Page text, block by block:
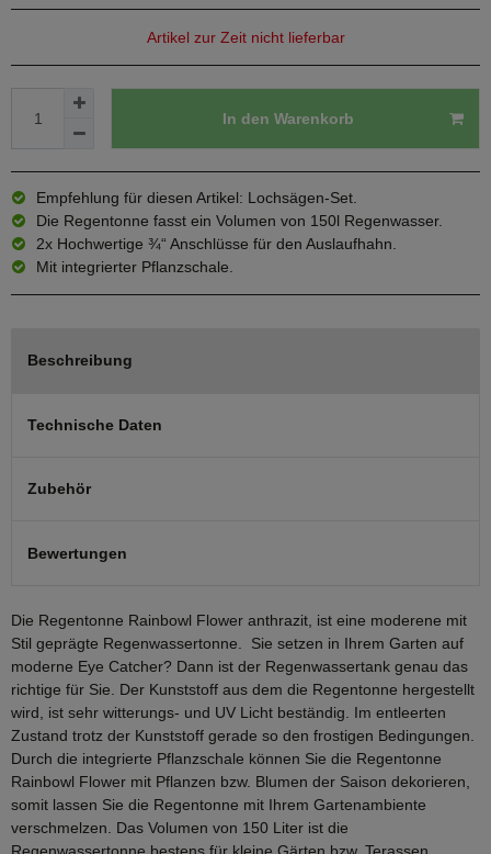
Artikel zur Zeit nicht lieferbar
In den Warenkorb
Empfehlung für diesen Artikel: Lochsägen-Set.
Die Regentonne fasst ein Volumen von 150l Regenwasser.
2x Hochwertige ¾“ Anschlüsse für den Auslaufhahn.
Mit integrierter Pflanzschale.
Beschreibung
Technische Daten
Zubehör
Bewertungen
Die Regentonne Rainbowl Flower anthrazit, ist eine moderene mit
Stil geprägte Regenwassertonne. Sie setzen in Ihrem Garten auf
moderne Eye Catcher? Dann ist der Regenwassertank genau das
richtige für Sie. Der Kunststoff aus dem die Regentonne hergestellt
wird, ist sehr witterungs- und UV Licht beständig. Im entleerten
Zustand trotz der Kunststoff gerade so den frostigen Bedingungen.
Durch die integrierte Pflanzschale können Sie die Regentonne
Rainbowl Flower mit Pflanzen bzw. Blumen der Saison dekorieren,
somit lassen Sie die Regentonne mit Ihrem Gartenambiente
verschmelzen. Das Volumen von 150 Liter ist die
Regenwassertonne bestens für kleine Gärten bzw. Terassen